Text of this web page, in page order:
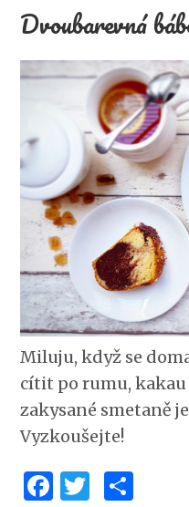
Dvoubarevná
Miluju, když se
cítit po rumu,
zakysané smetaně
Vyzkoušejte!
Facebook
Twitter